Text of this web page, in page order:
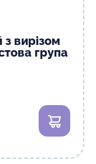
з вирізом
група
В кошик